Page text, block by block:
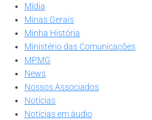
Mídia
Minas Gerais
Minha História
Ministério das Comunicações
MPMG
News
Nossos Associados
Notícias
Notícias em áudio